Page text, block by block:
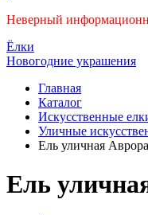
Неверный
Ёлки
Новогодние украшения
Главная
Каталог
Искусственные
Уличные
Ель уличная Аврора
Ель